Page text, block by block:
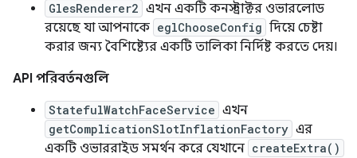
GlesRenderer2 এখন একটি কনস্ট্রাক্টর ওভারলোড
রয়েছে যা আপনাকে eglChooseConfig দিয়ে চেষ্টা
করার জন্য বৈশিষ্ট্যের একটি তালিকা নির্দিষ্ট করতে দেয়।
API পরিবর্তনগুলি
StatefulWatchFaceService এখন
getComplicationSlotInflationFactory এর
একটি ওভাররাইড সমর্থন করে যেখানে createExtra()